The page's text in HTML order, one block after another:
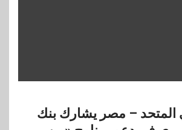
المتحد – مصر يشارك بنك